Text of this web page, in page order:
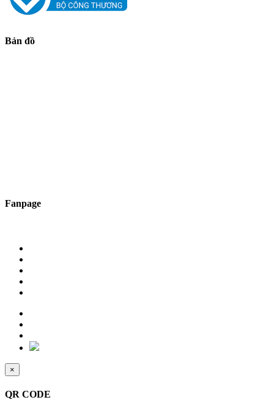
Bản đồ
Fanpage
×
QR CODE